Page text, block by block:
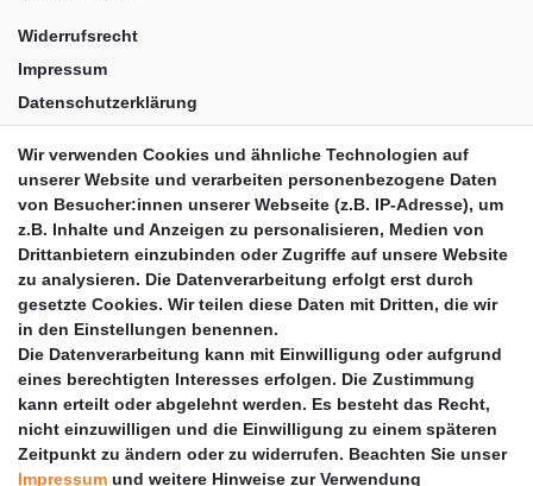
Widerrufsrecht
Impressum
Datenschutzerklärung
Barrierefreiheit
Anleitungen
Vertrag widerrufen
PARTNER
DHL
GLS
PaketPLUS
Wir verwenden Cookies und ähnliche Technologien auf
unserer Website und verarbeiten personenbezogene Daten
von Besucher:innen unserer Webseite (z.B. IP-Adresse), um
z.B. Inhalte und Anzeigen zu personalisieren, Medien von
Drittanbietern einzubinden oder Zugriffe auf unsere Website
zu analysieren. Die Datenverarbeitung erfolgt erst durch
gesetzte Cookies. Wir teilen diese Daten mit Dritten, die wir
in den Einstellungen benennen.
Die Datenverarbeitung kann mit Einwilligung oder aufgrund
eines berechtigten Interesses erfolgen. Die Zustimmung
kann erteilt oder abgelehnt werden. Es besteht das Recht,
nicht einzuwilligen und die Einwilligung zu einem späteren
Zeitpunkt zu ändern oder zu widerrufen. Beachten Sie unser
Impressum und weitere Hinweise zur Verwendung